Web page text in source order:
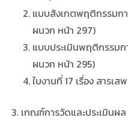
แบบสังเกตพฤติกรรมก
ผนวก หน้า 297)
แบบประเมินพฤติกรรม
ผนวก หน้า 295)
ใบงานที่ 17 เรื่อง สารเ
เกณฑ์การวัดและประเมินผล